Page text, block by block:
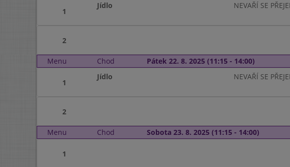
1
Jídlo NEVAŘÍ SE
2
Menu Chod Pátek 22. 8. 2025 (11:15 - 14:00)
1
Jídlo NEVAŘÍ SE
2
Menu Chod Sobota 23. 8. 2025 (11:15 - 14:00)
1